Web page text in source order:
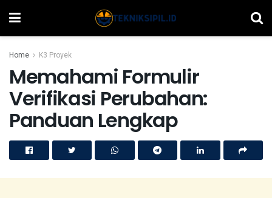
Home K3 Proyek
Memahami Formulir
Verifikasi Perubahan:
Panduan Lengkap